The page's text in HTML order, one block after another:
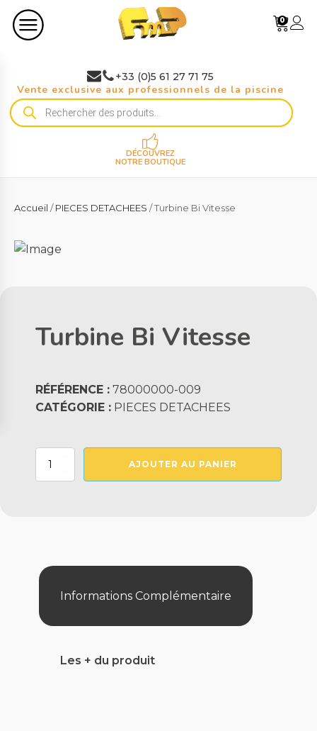
0
+33 (0)5 61 27 71 75
Vente exclusive aux professionnels de la piscine
Recherche
de
DÉCOUVREZ
NOTRE BOUTIQUE
Accueil /PIECES DETACHEES / Turbine Bi Vitesse
Turbine Bi Vitesse
RÉFÉRENCE : 78000000-009
CATÉGORIE : PIECES DETACHEES
quantité
AJOUTER AU PANIER
Informations Complémentaire
Les + du produit